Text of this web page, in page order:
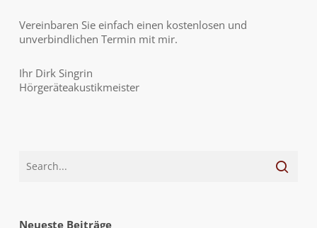
Vereinbaren Sie einfach einen kostenlosen und
unverbindlichen Termin mit mir.
Ihr Dirk Singrin
Hörgeräteakustikmeister
Neueste Beiträge